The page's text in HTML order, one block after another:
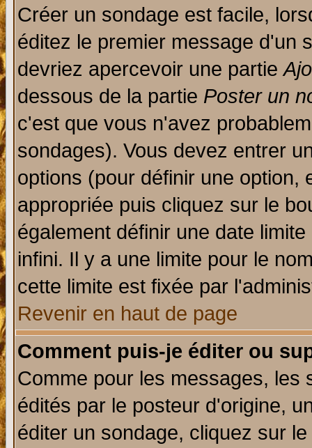
Créer un sondage est facile,
éditez le premier message d'un
devriez apercevoir une partie
dessous de la partie Poster un
c'est que vous n'avez
sondages). Vous devez entrer
options (pour définir une option,
appropriée puis cliquez sur le
également définir une date
infini. Il y a une limite pour le
cette limite est fixée par
Revenir en haut de page
Comment puis-je éditer ou
Comme pour les messages, les
édités par le posteur d'origine,
éditer un sondage, cliquez sur